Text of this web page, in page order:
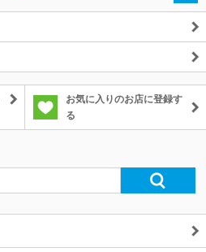
お気に入りのお店に登録す
る